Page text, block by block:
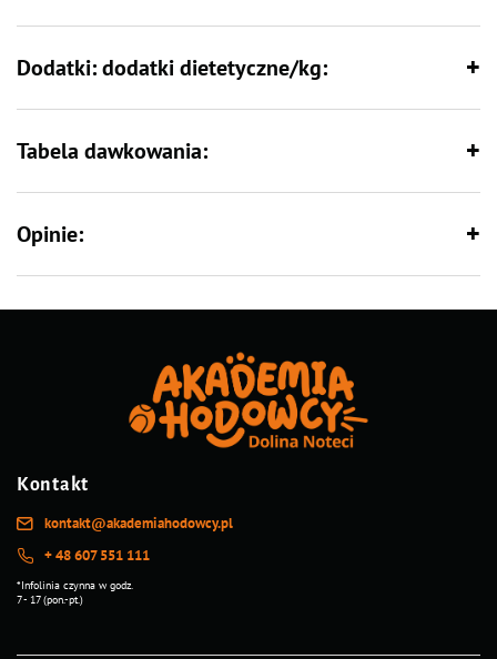
Dodatki: dodatki dietetyczne/kg:
Tabela dawkowania:
Opinie:
Kontakt
kontakt@akademiahodowcy.pl
+ 48 607 551 111
*Infolinia czynna w godz.
7 - 17 (pon.-pt.)